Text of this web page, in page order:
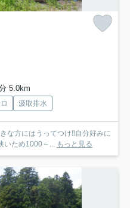
5.0km
汲取排水
な方にはうってつけ‼自分好みに
いため1000～... もっと見る